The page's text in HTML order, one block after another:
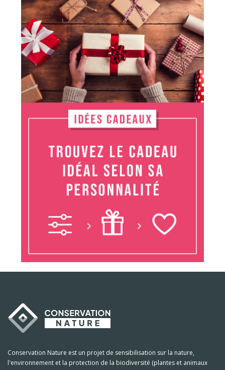
Conservation Nature est un projet de sensibilisation sur la nature,
l'environnement et la protection de la biodiversité (plantes et animaux